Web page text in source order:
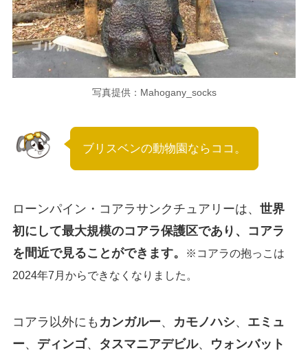
写真提供：Mahogany_socks
ブリスベンの動物園ならココ。
ローンパイン・コアラサンクチュアリーは、 世界
初にして最大規模のコアラ保護区であり、コアラ
を間近で見ることができます。
※コアラの抱っこは
2024年7月からできなくなりました。
コアラ以外にも カンガルー、 カモノハシ、 エミュ
ー、 ディンゴ、 タスマニアデビル、
ウォンバット